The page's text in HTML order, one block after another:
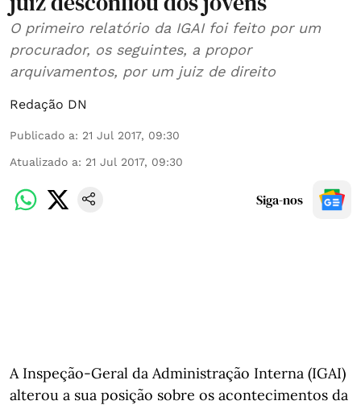
O primeiro relatório da IGAI foi feito por um
procurador, os seguintes, a propor
arquivamentos, por um juiz de direito
Redação DN
Publicado a: 21 Jul 2017, 09:30
Atualizado a: 21 Jul 2017, 09:30
Siga-nos
A Inspeção-Geral da Administração Interna (IGAI)
alterou a sua posição sobre os acontecimentos da